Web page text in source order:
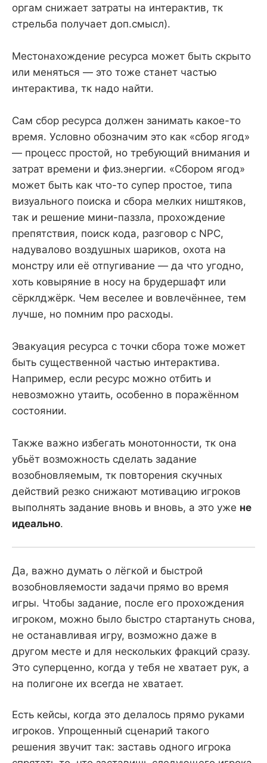
оргам снижает затраты на интерактив, тк
стрельба получает доп.смысл).
Местонахождение ресурса может быть скрыто
или меняться — это тоже станет частью
интерактива, тк надо найти.
Сам сбор ресурса должен занимать какое-то
время. Условно обозначим это как «сбор ягод»
— процесс простой, но требующий внимания и
затрат времени и физ.энергии. «Сбором ягод»
может быть как что-то супер простое, типа
визуального поиска и сбора мелких ништяков,
так и решение мини-паззла, прохождение
препятствия, поиск кода, разговор с NPC,
надувалово воздушных шариков, охота на
монстру или её отпугивание — да что угодно,
хоть ковыряние в носу на брудершафт или
сёрклджёрк. Чем веселее и вовлечённее, тем
лучше, но помним про расходы.
Эвакуация ресурса с точки сбора тоже может
быть существенной частью интерактива.
Например, если ресурс можно отбить и
невозможно утаить, особенно в поражённом
состоянии.
Также важно избегать монотонности, тк она
убьёт возможность сделать задание
возобновляемым, тк повторения скучных
действий резко снижают мотивацию игроков
выполнять задание вновь и вновь, а это уже не
идеально.
Да, важно думать о лёгкой и быстрой
возобновляемости задачи прямо во время
игры. Чтобы задание, после его прохождения
игроком, можно было быстро стартануть снова,
не останавливая игру, возможно даже в
другом месте и для нескольких фракций сразу.
Это суперценно, когда у тебя не хватает рук, а
на полигоне их всегда не хватает.
Есть кейсы, когда это делалось прямо руками
игроков. Упрощенный сценарий такого
решения звучит так: заставь одного игрока